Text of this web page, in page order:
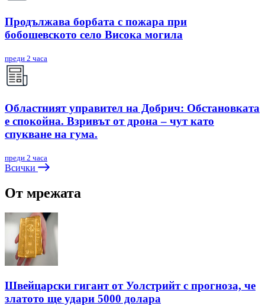
Продължава борбата с пожара при
бобошевското село Висока могила
преди 2 часа
Областният управител на Добрич: Обстановката
е спокойна. Взривът от дрона – чут като
спукване на гума.
преди 2 часа
Всички
От мрежата
Швейцарски гигант от Уолстрийт с прогноза, че
златото ще удари 5000 долара